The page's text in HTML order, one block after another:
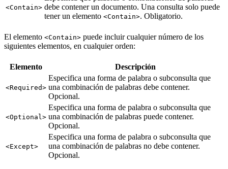
<Contain> debe contener un documento. Una consulta solo puede
tener un elemento <Contain>. Obligatorio.
El elemento <Contain> puede incluir cualquier número de los
siguientes elementos, en cualquier orden:
Elemento Descripción
<Required>
Especifica una forma de palabra o subconsulta que
una combinación de palabras debe contener.
Opcional.
<Optional>
Especifica una forma de palabra o subconsulta que
una combinación de palabras puede contener.
Opcional.
<Except>
Especifica una forma de palabra o subconsulta que
una combinación de palabras no debe contener.
Opcional.